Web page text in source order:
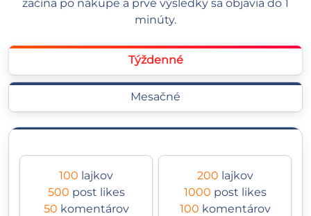
začína po nákupe a prvé výsledky sa objavia do 1
minúty.
Týždenné
Mesačné
100 lajkov
500 post likes
50 komentárov
200 lajkov
1000 post likes
100 komentárov